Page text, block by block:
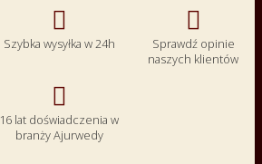

Szybka wysyłka w 24h

Sprawdź opinie
naszych klientów

16 lat doświadczenia w
branży Ajurwedy